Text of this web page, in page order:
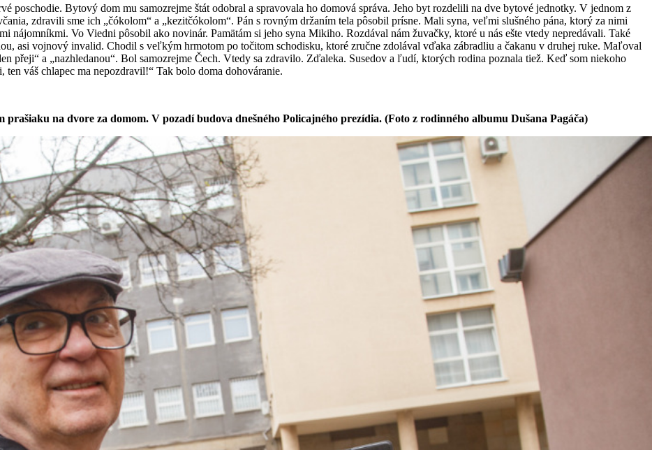
poschodie. Bytový dom mu samozrejme štát odobral a spravovala ho domová správa. Jeho byt rozdelili na dve bytové jednotky. V jednom z
zdravili sme ich „čókolom“ a „kezitčókolom“. Pán s rovným držaním tela pôsobil prísne. Mali syna, veľmi slušného pána, ktorý za nimi
nájomníkmi. Vo Viedni pôsobil ako novinár. Pamätám si jeho syna Mikiho. Rozdával nám žuvačky, ktoré u nás ešte vtedy nepredávali. Také
asi vojnový invalid. Chodil s veľkým hrmotom po točitom schodisku, ktoré zručne zdolával vďaka zábradliu a čakanu v druhej ruke. Maľoval
přeji“ a „nazhledanou“. Bol samozrejme Čech. Vtedy sa zdravilo. Zďaleka. Susedov a ľudí, ktorých rodina poznala tiež. Keď som niekoho
váš chlapec ma nepozdravil!“ Tak bolo doma dohováranie.
na dvore za domom. V pozadí budova dnešného Policajného prezídia. (Foto z rodinného albumu Dušana Pagáča)